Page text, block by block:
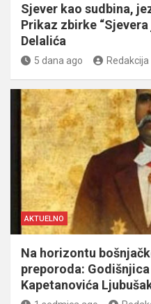
Sjever kao sudbina,
Prikaz zbirke
Delalića
5 dana ago Redakcija
AKTUELNO
Na horizontu
preporoda:
Kapetanovića